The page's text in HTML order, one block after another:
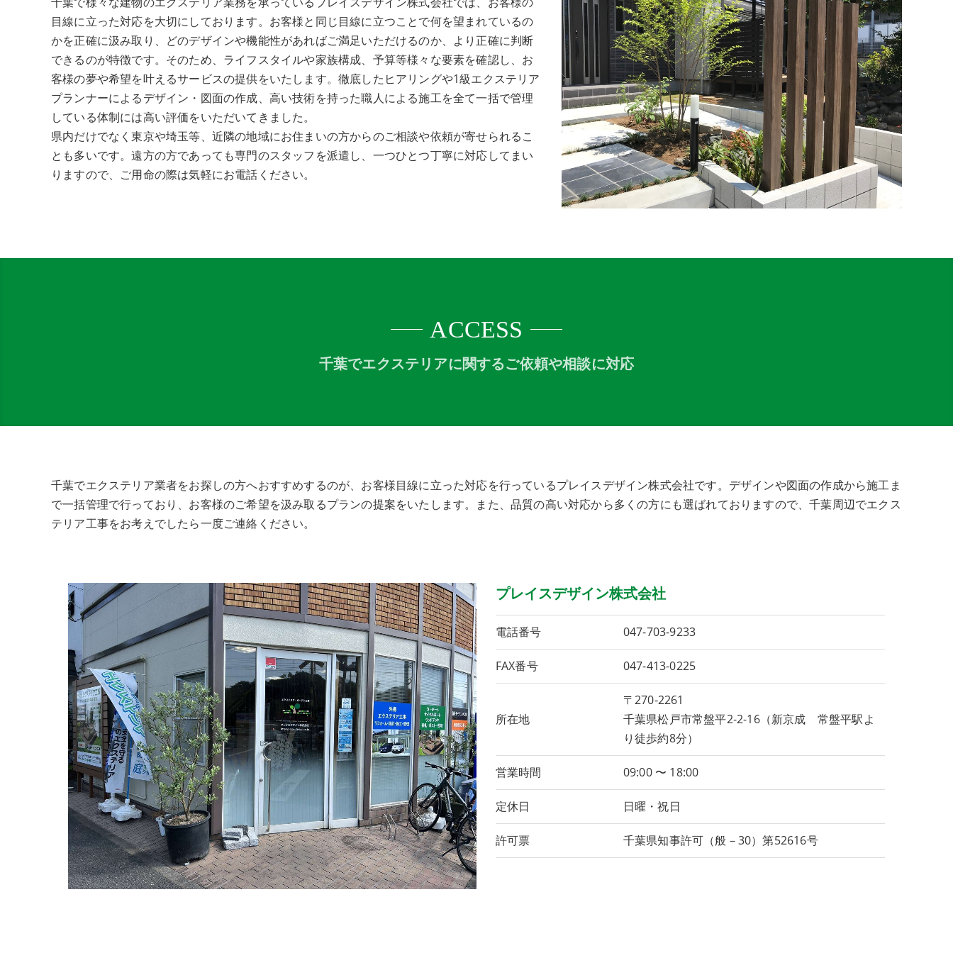
目線に立った対応を大切にしております。お客様と同じ目線に立つことで何を望まれているの
かを正確に汲み取り、どのデザインや機能性があればご満足いただけるのか、より正確に判断
できるのが特徴です。そのため、ライフスタイルや家族構成、予算等様々な要素を確認し、お
客様の夢や希望を叶えるサービスの提供をいたします。徹底したヒアリングや1級エクステリア
プランナーによるデザイン・図面の作成、高い技術を持った職人による施工を全て一括で管理
している体制には高い評価をいただいてきました。
県内だけでなく東京や埼玉等、近隣の地域にお住まいの方からのご相談や依頼が寄せられるこ
とも多いです。遠方の方であっても専門のスタッフを派遣し、一つひとつ丁寧に対応してまい
りますので、ご用命の際は気軽にお電話ください。
千葉でエクステリアに関するご依頼や相談に対応
ACCESS
千葉でエクステリア業者をお探しの方へおすすめするのが、お客様目線に立った対応を行っているプレイスデザイン株式会社です。デザインや図面の作成から施工ま
で一括管理で行っており、お客様のご希望を汲み取るプランの提案をいたします。また、品質の高い対応から多くの方にも選ばれておりますので、千葉周辺でエクス
テリア工事をお考えでしたら一度ご連絡ください。
プレイスデザイン株式会社
電話番号 047-703-9233
FAX番号 047-413-0225
所在地
〒270-2261
千葉県松戸市常盤平2-2-16（新京成 常盤平駅よ
り徒歩約8分）
営業時間 09:00 〜 18:00
定休日 日曜・祝日
許可票 千葉県知事許可（般－30）第52616号